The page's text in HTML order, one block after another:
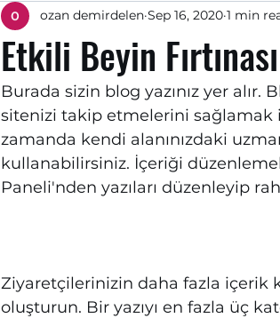
Etkili Beyin
ozan demirdelen Sep 16, 2020 1 min
Burada sizin blog yazınız yer
sitenizi takip etmelerini sağlamak
zamanda kendi alanınızdaki
kullanabilirsiniz. İçeriği
Paneli'nden yazıları
Ziyaretçilerinizin daha fazla içerik
oluşturun. Bir yazıyı en fazla üç